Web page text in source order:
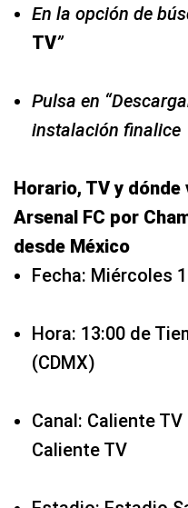
En la opción de
TV”
Pulsa en
instalación finalice
Horario, TV y dónde
Arsenal FC por
desde México
Fecha: Miércoles
Hora: 13:00 de
(CDMX)
Canal: Caliente
Caliente TV